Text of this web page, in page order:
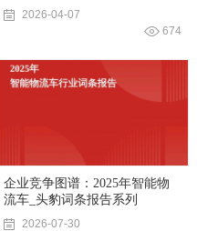
2026-04-07
674
企业竞争图谱：2025年智能物
流车_头豹词条报告系列
2026-07-30